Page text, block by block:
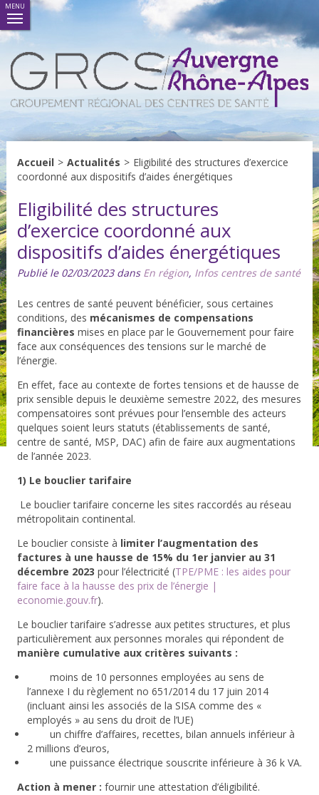
MENU
Accueil > Actualités > Eligibilité des structures d’exercice
coordonné aux dispositifs d’aides énergétiques
Eligibilité des structures
d’exercice coordonné aux
dispositifs d’aides énergétiques
Publié le 02/03/2023 dans En région, Infos centres de santé
Les centres de santé peuvent bénéficier, sous certaines
conditions, des mécanismes de compensations
financières mises en place par le Gouvernement pour faire
face aux conséquences des tensions sur le marché de
l’énergie.
En effet, face au contexte de fortes tensions et de hausse de
prix sensible depuis le deuxième semestre 2022, des mesures
compensatoires sont prévues pour l’ensemble des acteurs
quelques soient leurs statuts (établissements de santé,
centre de santé, MSP, DAC) afin de faire aux augmentations
de l’année 2023.
1) Le bouclier tarifaire
Le bouclier tarifaire concerne les sites raccordés au réseau
métropolitain continental.
Le bouclier consiste à limiter l’augmentation des
factures à une hausse de 15% du 1erjanvier au 31
décembre 2023 pour l’électricité (TPE/PME : les aides pour
faire face à la hausse des prix de l’énergie |
economie.gouv.fr).
Le bouclier tarifaire s’adresse aux petites structures, et plus
particulièrement aux personnes morales qui répondent de
manière cumulative aux critères suivants :
moins de 10 personnes employées au sens de
l’annexe I du règlement no 651/2014 du 17 juin 2014
(incluant ainsi les associés de la SISA comme des «
employés » au sens du droit de l’UE)
un chiffre d’affaires, recettes, bilan annuels inférieur à
2 millions d’euros,
une puissance électrique souscrite inférieure à 36 k VA.
Action à mener : fournir une attestation d’éligibilité.